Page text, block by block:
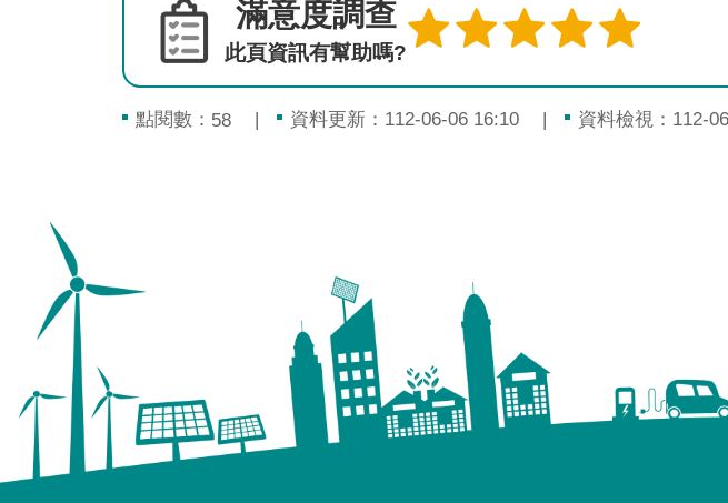
滿意度調查
此頁資訊有幫助嗎?
點閱數： 58 資料更新：112-06-06 16:10 資料檢視：112-